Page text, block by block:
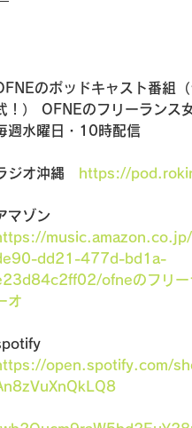
のポッドキャスト番組
！） OFNEのフリーランス
週水曜日・10時配信
ジオ沖縄 https://
マゾン
dd21-477d-bd1a-
ofneのフリー
オ
open.spotify.com/